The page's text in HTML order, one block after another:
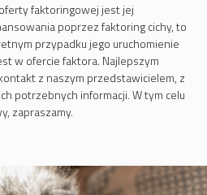
faktoringowej jest jej
poprzez faktoring cichy, to
przypadku jego uruchomienie
w ofercie faktora. Najlepszym
z naszym przedstawicielem, z
potrzebnych informacji. W tym celu
zapraszamy.